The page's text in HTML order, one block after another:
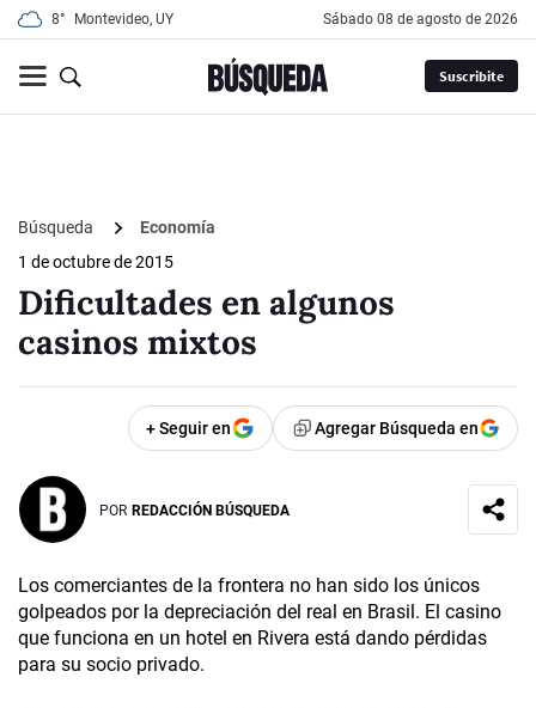
8° Montevideo, UY sábado 08 de agosto de 2026
Suscribite
Búsqueda
Economía
1 de octubre de 2015
Dificultades en algunos
casinos mixtos
+ Seguir en Agregar Búsqueda en
POR REDACCIÓN BÚSQUEDA
Los comerciantes de la frontera no han sido los únicos
golpeados por la depreciación del real en Brasil. El casino
que funciona en un hotel en Rivera está dando pérdidas
para su socio privado.